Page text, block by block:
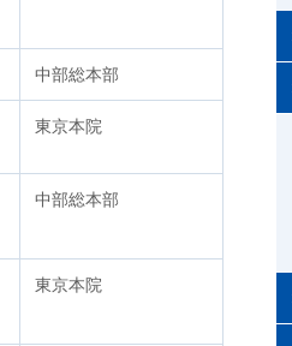
中部総本部
東京本院
中部総本部
東京本院